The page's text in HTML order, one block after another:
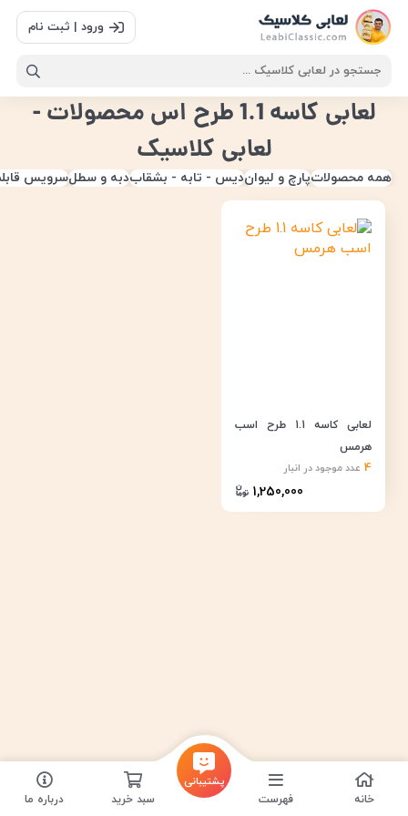
ورود | ثبت نام
لعابی کاسه 1.1 طرح اس محصولات -
لعابی کلاسیک
همه محصولاتپارچ و لیواندیس - تابه - بشقابدبه و سطلسرویس
4 عدد موجود در انبار
لعابی کاسه 1.1 طرح اسب
هرمس
1,250,000
خانه فهرست درباره ما سبد خرید
پشتیبانی